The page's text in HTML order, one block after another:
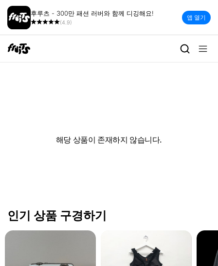
후루츠 - 300만 패션 러버와 함께 디깅해요!
(4.9)
앱 열기
해당 상품이 존재하지 않습니다.
인기 상품 구경하기